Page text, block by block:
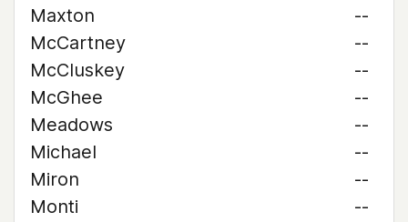
Maxton
--
McCartney
--
McCluskey
--
McGhee
--
Meadows
--
Michael
--
Miron
--
Monti
--